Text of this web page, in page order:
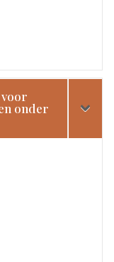
voor
onder